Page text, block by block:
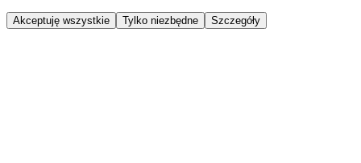
Akceptuję wszystkie Tylko niezbędne Szczegóły